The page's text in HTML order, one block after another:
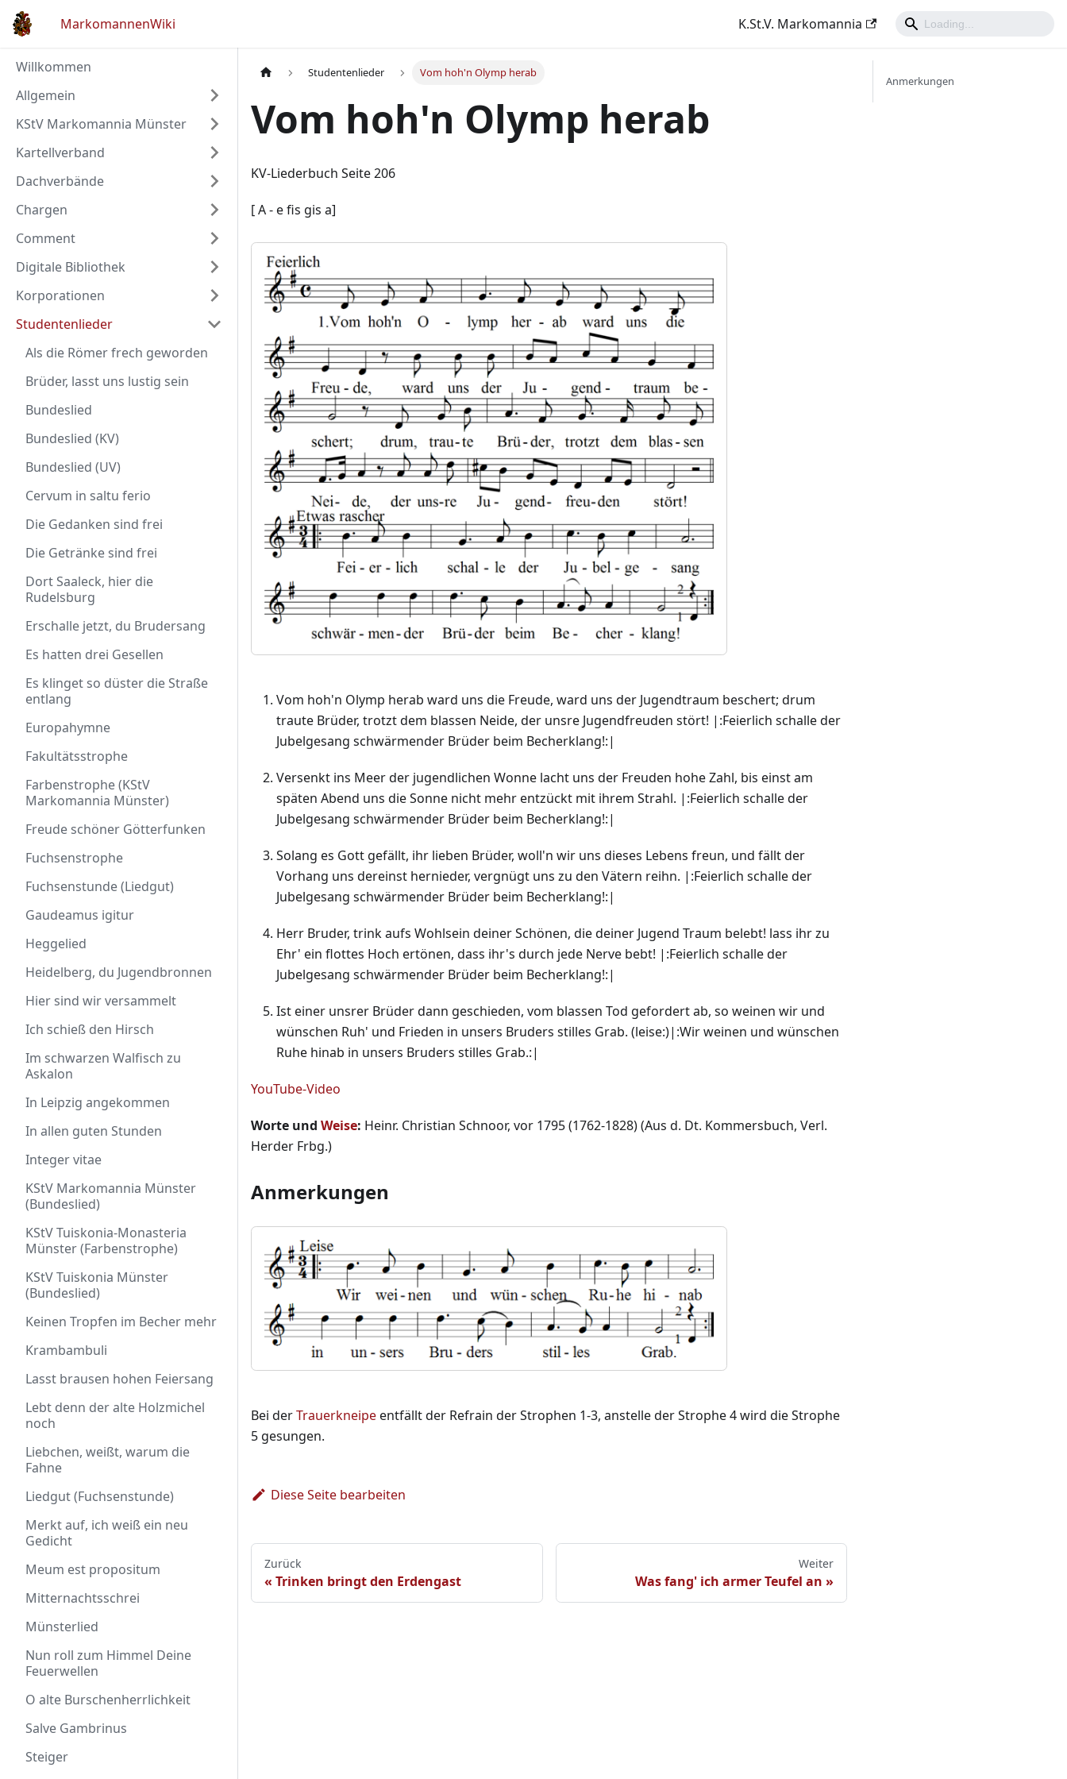
MarkomannenWiki K.St.V. Markomannia
Willkommen
Allgemein
KStV Markomannia Münster
Kartellverband
Dachverbände
Chargen
Comment
Digitale Bibliothek
Korporationen
Studentenlieder
Als die Römer frech geworden
Brüder, lasst uns lustig sein
Bundeslied
Bundeslied (KV)
Bundeslied (UV)
Cervum in saltu ferio
Die Gedanken sind frei
Die Getränke sind frei
Dort Saaleck, hier die
Rudelsburg
Erschalle jetzt, du Brudersang
Es hatten drei Gesellen
Es klinget so düster die Straße
entlang
Europahymne
Fakultätsstrophe
Farbenstrophe (KStV
Markomannia Münster)
Freude schöner Götterfunken
Fuchsenstrophe
Fuchsenstunde (Liedgut)
Gaudeamus igitur
Heggelied
Heidelberg, du Jugendbronnen
Hier sind wir versammelt
Ich schieß den Hirsch
Im schwarzen Walfisch zu
Askalon
In Leipzig angekommen
In allen guten Stunden
Integer vitae
KStV Markomannia Münster
(Bundeslied)
KStV Tuiskonia-Monasteria
Münster (Farbenstrophe)
KStV Tuiskonia Münster
(Bundeslied)
Keinen Tropfen im Becher mehr
Krambambuli
Lasst brausen hohen Feiersang
Lebt denn der alte Holzmichel
noch
Liebchen, weißt, warum die
Fahne
Liedgut (Fuchsenstunde)
Merkt auf, ich weiß ein neu
Gedicht
Meum est propositum
Mitternachtsschrei
Münsterlied
Nun roll zum Himmel Deine
Feuerwellen
O alte Burschenherrlichkeit
Salve Gambrinus
Steiger
Studentenlieder Vom hoh'n Olymp herab
Vom hoh'n Olymp herab
KV-Liederbuch Seite 206
[A - e fis gis a]
Vom hoh'n Olymp herab ward uns die Freude, ward uns der Jugendtraum beschert; drum
traute Brüder, trotzt dem blassen Neide, der unsre Jugendfreuden stört! |:Feierlich schalle der
Jubelgesang schwärmender Brüder beim Becherklang!:|
Versenkt ins Meer der jugendlichen Wonne lacht uns der Freuden hohe Zahl, bis einst am
späten Abend uns die Sonne nicht mehr entzückt mit ihrem Strahl. |:Feierlich schalle der
Jubelgesang schwärmender Brüder beim Becherklang!:|
Solang es Gott gefällt, ihr lieben Brüder, woll'n wir uns dieses Lebens freun, und fällt der
Vorhang uns dereinst hernieder, vergnügt uns zu den Vätern reihn. |:Feierlich schalle der
Jubelgesang schwärmender Brüder beim Becherklang!:|
Herr Bruder, trink aufs Wohlsein deiner Schönen, die deiner Jugend Traum belebt! lass ihr zu
Ehr' ein flottes Hoch ertönen, dass ihr's durch jede Nerve bebt! |:Feierlich schalle der
Jubelgesang schwärmender Brüder beim Becherklang!:|
Ist einer unsrer Brüder dann geschieden, vom blassen Tod gefordert ab, so weinen wir und
wünschen Ruh' und Frieden in unsers Bruders stilles Grab. (leise:)|:Wir weinen und wünschen
Ruhe hinab in unsers Bruders stilles Grab.:|
YouTube-Video
Worte und Weise: Heinr. Christian Schnoor, vor 1795 (1762-1828) (Aus d. Dt. Kommersbuch, Verl.
Herder Frbg.)
Anmerkungen
Bei derTrauerkneipeentfällt der Refrain der Strophen 1-3, anstelle der Strophe 4 wird die Strophe
5 gesungen.
Diese Seite bearbeiten
Zurück
Trinken bringt den Erdengast
Weiter
Was fang' ich armer Teufel an
Anmerkungen